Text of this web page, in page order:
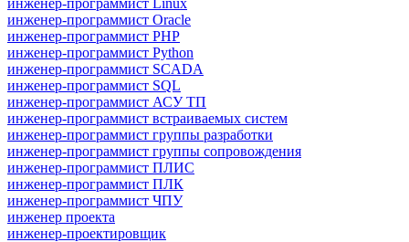
инженер-программист Oracle
инженер-программист PHP
инженер-программист Python
инженер-программист SCADA
инженер-программист SQL
инженер-программист АСУ ТП
инженер-программист встраиваемых систем
инженер-программист группы разработки
инженер-программист группы сопровождения
инженер-программист ПЛИС
инженер-программист ПЛК
инженер-программист ЧПУ
инженер проекта
инженер-проектировщик